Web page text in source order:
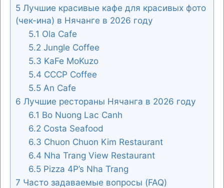
5 Лучшие красивые кафе для красивых фото
(чек-ина) в Нячанге в 2026 году
5.1 Ola Cafe
5.2 Jungle Coffee
5.3 KaFe MoKuzo
5.4 CCCP Coffee
5.5An Cafe
6 Лучшие рестораны Нячанга в 2026 году
6.1 Bo Nuong Lac Canh
6.2 Costa Seafood
6.3 Chuon Chuon Kim Restaurant
6.4 Nha Trang View Restaurant
6.5Pizza 4P’s Nha Trang
7 Часто задаваемые вопросы (FAQ)